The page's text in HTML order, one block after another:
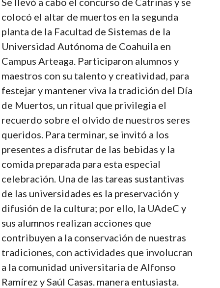
colocó el altar de muertos en la segunda
planta de la Facultad de Sistemas de la
Universidad Autónoma de Coahuila en
Campus Arteaga. Participaron alumnos y
maestros con su talento y creatividad, para
festejar y mantener viva la tradición del Día
de Muertos, un ritual que privilegia el
recuerdo sobre el olvido de nuestros seres
queridos. Para terminar, se invitó a los
presentes a disfrutar de las bebidas y la
comida preparada para esta especial
celebración. Una de las tareas sustantivas
de las universidades es la preservación y
difusión de la cultura; por ello, la UAdeC y
sus alumnos realizan acciones que
contribuyen a la conservación de nuestras
tradiciones, con actividades que involucran
a la comunidad universitaria de Alfonso
Ramírez y Saúl Casas. manera entusiasta.